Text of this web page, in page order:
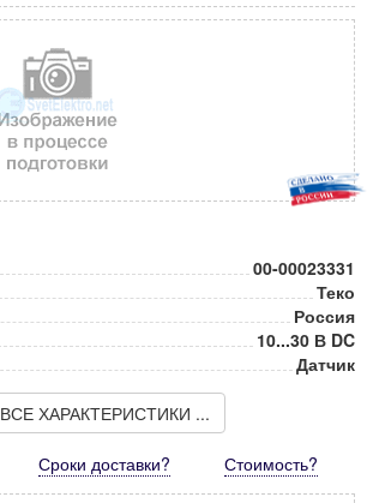
00-00023331
Теко
Россия
10...30 В DC
Датчик
ВСЕ ХАРАКТЕРИСТИКИ ...
Сроки доставки? Стоимость?